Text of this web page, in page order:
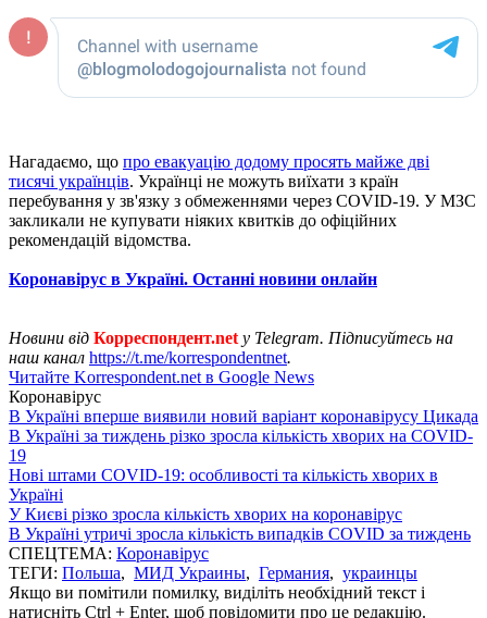
Нагадаємо, що про евакуацію додому просять майже дві
тисячі українців. Українці не можуть виїхати з країн
перебування у зв'язку з обмеженнями через COVID-19. У МЗС
закликали не купувати ніяких квитків до офіційних
рекомендацій відомства.
Коронавірус в Україні. Останні новини онлайн
Новини від Корреспондент.net у Telegram. Підписуйтесь на
наш канал https://t.me/korrespondentnet.
Читайте Korrespondent.net в Google News
Коронавірус
В Україні вперше виявили новий варіант коронавірусу Цикада
В Україні за тиждень різко зросла кількість хворих на COVID-
19
Нові штами COVID-19: особливості та кількість хворих в
Україні
У Києві різко зросла кількість хворих на коронавірус
В Україні утричі зросла кількість випадків COVID за тиждень
СПЕЦТЕМА: Коронавірус
ТЕГИ: Польша, МИД Украины, Германия, украинцы
Якщо ви помітили помилку, виділіть необхідний текст і
натисніть Ctrl + Enter, щоб повідомити про це редакцію.